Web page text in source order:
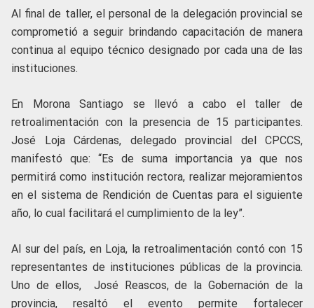
Al final de taller, el personal de la delegación provincial se
comprometió a seguir brindando capacitación de manera
continua al equipo técnico designado por cada una de las
instituciones.
En Morona Santiago se llevó a cabo el taller de
retroalimentación con la presencia de 15 participantes.
José Loja Cárdenas, delegado provincial del CPCCS,
manifestó que: “Es de suma importancia ya que nos
permitirá como institución rectora, realizar mejoramientos
en el sistema de Rendición de Cuentas para el siguiente
año, lo cual facilitará el cumplimiento de la ley”.
Al sur del país, en Loja, la retroalimentación contó con 15
representantes de instituciones públicas de la provincia.
Uno de ellos, José Reascos, de la Gobernación de la
provincia, resaltó el evento permite fortalecer